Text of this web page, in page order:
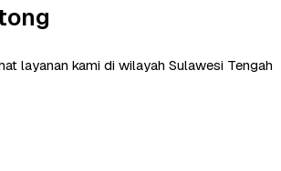
layanan kami di wilayah Sulawesi Tengah